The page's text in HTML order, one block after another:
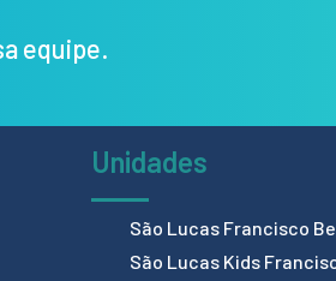
equipe.
Unidades
São Lucas Francisco
São Lucas Kids